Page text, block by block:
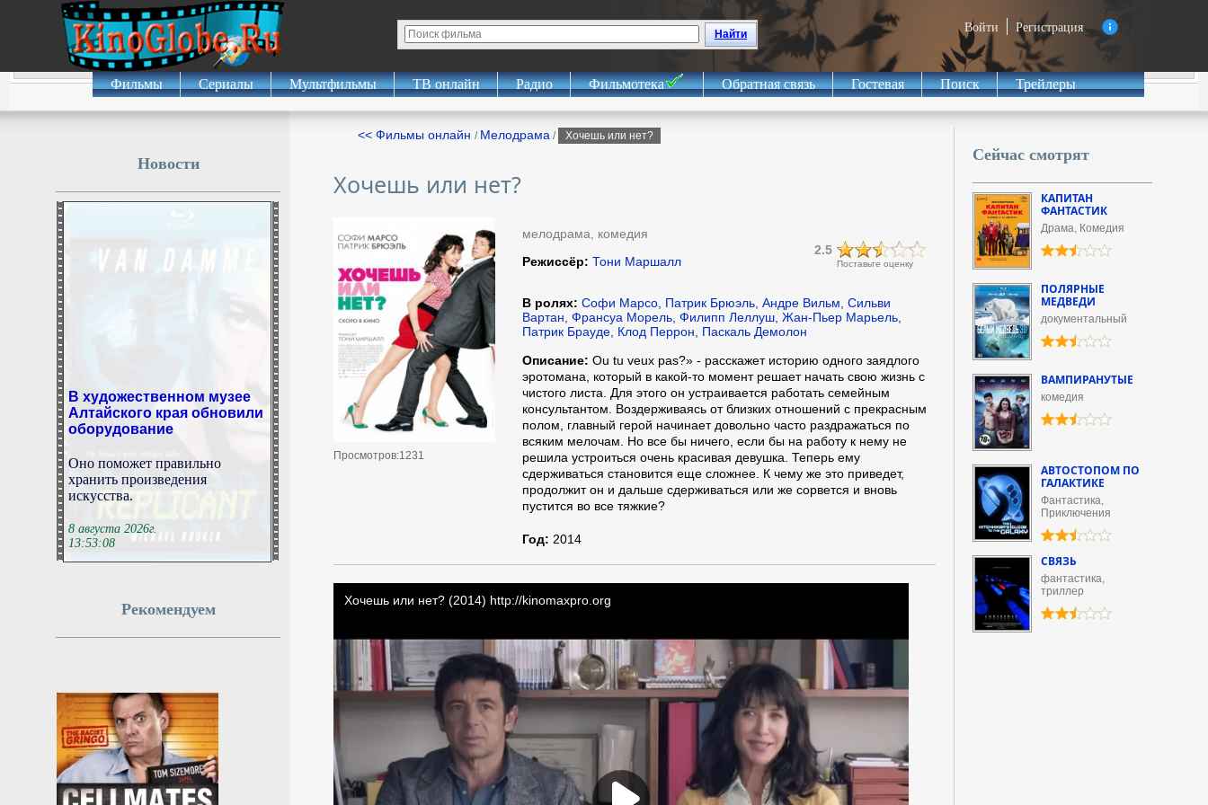
Войти Регистрация
Найти
Фильмы Сериалы Мультфильмы ТВ онлайн Радио Фильмотека Обратная связь Гостевая Поиск Трейлеры
<< Фильмы онлайн / Мелодрама / Хочешь или нет?
Хочешь или нет?
Просмотров:1231
мелодрама, комедия
Поставьте оценку
2.5
Режиссёр: Тони Маршалл
В ролях: Софи Марсо, Патрик Брюэль, Андре Вильм, Сильви
Вартан, Франсуа Морель, Филипп Леллуш, Жан-Пьер Марьель,
Патрик Брауде, Клод Перрон, Паскаль Демолон
Описание: Ou tu veux pas?» - расскажет историю одного заядлого
эротомана, который в какой-то момент решает начать свою жизнь с
чистого листа. Для этого он устраивается работать семейным
консультантом. Воздерживаясь от близких отношений с прекрасным
полом, главный герой начинает довольно часто раздражаться по
всяким мелочам. Но все бы ничего, если бы на работу к нему не
решила устроиться очень красивая девушка. Теперь ему
сдерживаться становится еще сложнее. К чему же это приведет,
продолжит он и дальше сдерживаться или же сорвется и вновь
пустится во все тяжкие?
Год: 2014
Новости
Алтайского края обновили
оборудование
хранить произведения
искусства.
13:53:08
200 посещений в смену
8 августа 2026г.
13:53:07
В Венгрии определились с
кандидатом в президенты
Рекомендуем
Сейчас смотрят
КАПИТАН
ФАНТАСТИК
Драма, Комедия
ПОЛЯРНЫЕ
МЕДВЕДИ
документальный
ВАМПИРАНУТЫЕ
комедия
АВТОСТОПОМ ПО
ГАЛАКТИКЕ
Фантастика,
Приключения
СВЯЗЬ
фантастика,
триллер